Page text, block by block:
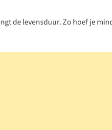
de levensduur. Zo hoef je